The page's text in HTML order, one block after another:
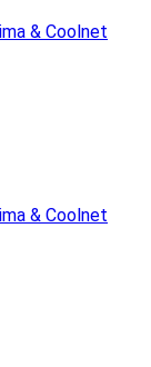
& Coolnet
& Coolnet